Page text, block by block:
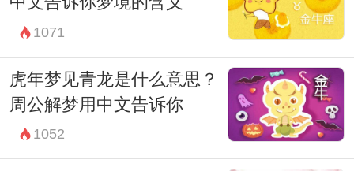
1071
虎年梦见青龙是什么意思？
周公解梦用中文告诉你
1052